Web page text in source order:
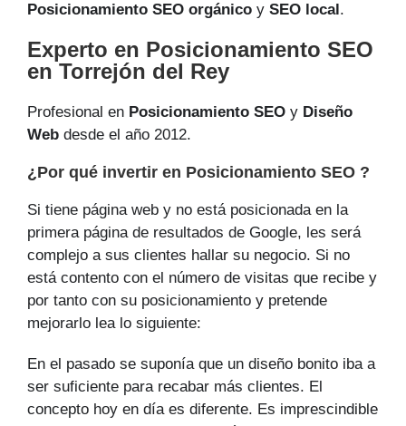
Posicionamiento SEO orgánico y SEO local .
Experto en Posicionamiento SEO
en Torrejón del Rey
Profesional en Posicionamiento SEO y Diseño
Web desde el año 2012.
¿Por qué invertir en Posicionamiento SEO ?
Si tiene página web y no está posicionada en la
primera página de resultados de Google, les será
complejo a sus clientes hallar su negocio. Si no
está contento con el número de visitas que recibe y
por tanto con su posicionamiento y pretende
mejorarlo lea lo siguiente:
En el pasado se suponía que un diseño bonito iba a
ser suficiente para recabar más clientes. El
concepto hoy en día es diferente. Es imprescindible